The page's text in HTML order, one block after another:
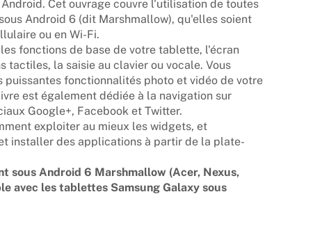
Cet ouvrage couvre l'utilisation de toutes
Android 6 (dit Marshmallow), qu'elles soient
ou en Wi-Fi.
fonctions de base de votre tablette, l'écran
tactiles, la saisie au clavier ou vocale. Vous
puissantes fonctionnalités photo et vidéo de votre
est également dédiée à la navigation sur
Google+, Facebook et Twitter.
exploiter au mieux les widgets, et
installer des applications à partir de la plate-
sous Android 6 Marshmallow (Acer, Nexus,
avec les tablettes Samsung Galaxy sous